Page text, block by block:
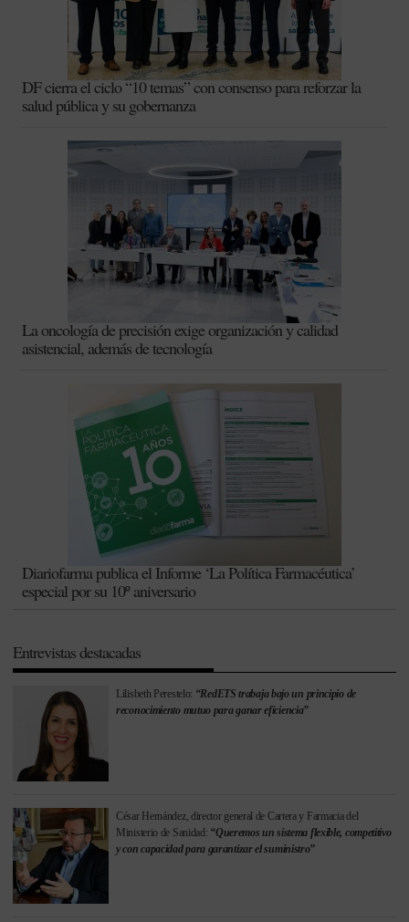
DF cierra el ciclo “10 temas” con consenso para reforzar la
salud pública y su gobernanza
La oncología de precisión exige organización y calidad
asistencial, además de tecnología
Diariofarma publica el Informe ‘La Política Farmacéutica’
especial por su 10º aniversario
Entrevistas destacadas
Lilisbeth Perestelo: “RedETS trabaja bajo un principio de
reconocimiento mutuo para ganar eficiencia”
César Hernández, director general de Cartera y Farmacia del
Ministerio de Sanidad: “Queremos un sistema flexible, competitivo
y con capacidad para garantizar el suministro”